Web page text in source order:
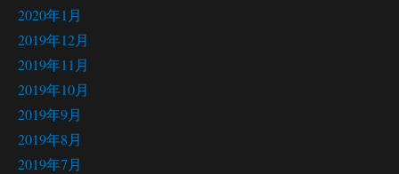
2020年1月
2019年12月
2019年11月
2019年10月
2019年9月
2019年8月
2019年7月